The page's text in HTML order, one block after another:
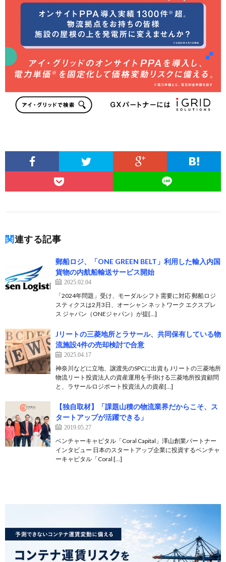
関連する記事
郵船ロジ、「ONE GREEN BELT」利用した輸入内国
貨物の内航船輸送サービス開始
2025.02.04
「2024年問題」受け、モーダルシフト需要に対応 郵船ロジ
スティクスは2月3日、オーシャン ネットワーク エクスプレ
ス ジャパン（ONEジャパン）が提[…]
Jリートの三菱地所とラサール、共同保有している物
流施設4件の売却検討で合意
2025.04.17
神奈川などに立地、譲渡先のSPCに出資も Jリートの三菱地所
物流リート投資法人の資産運用を手掛ける三菱地所投資顧問
と、ラサールロジポート投資法人の資産[…]
【独自取材】「課題山積の物流業界だからこそ、ス
タートアップが活躍できる」
2019.05.27
ベンチャーキャピタル「Coral Capital」澤山創業パートナー
インタビュー 日本のスタートアップ企業に投資するベンチャ
ーキャピタル「Coral […]